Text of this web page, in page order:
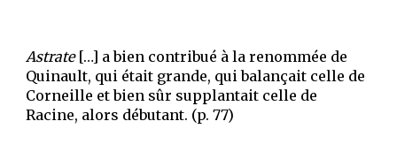
Astrate[…] a bien contribué à la renommée de
Quinault, qui était grande, qui balançait celle de
Corneille et bien sûr supplantait celle de
Racine, alors débutant. (p. 77)